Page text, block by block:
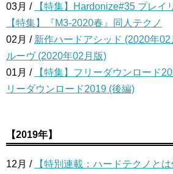
03月 /
【特集】Hardonize#35 プレイ
【特集】『M3-2020春』同人テクノ
02月 / 新作ハードアシッド (2020年02
ルーヴ (2020年02月版)
01月 /
【特集】フリーダウンロード
リーダウンロード2019 (後編)
【2019年】
12月 /
【特別連載：ハードテクノと